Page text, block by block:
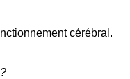
cérébral.